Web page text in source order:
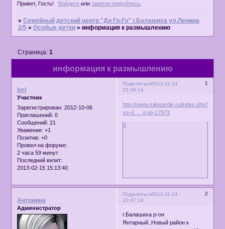
Привет, Гость! Войдитеили зарегистрируйтесь
» Семейный детский центр "Ди Го-Го" г.Балашиха ул.Ленина
2/5 » Особые детки » информация к размышлению
информация к размышлению
Страница: 1
Поделиться 1
2012-11-14
15:34:14
lori
Участник
Зарегистрирован: 2012-10-06
Приглашений: 0
Сообщений: 21
Уважение: +1
Позитив: +0
Провел на форуме:
2 часа 59 минут
Последний визит:
2013-02-15 15:13:40
http://www.miloserdie.ru/index.php?
ss=1 … p;id=17973
0
Поделиться 2
2012-11-14
22:47:14
Антонина
Администратор
г.Балашиха р-он
Янтарный..Новый район к